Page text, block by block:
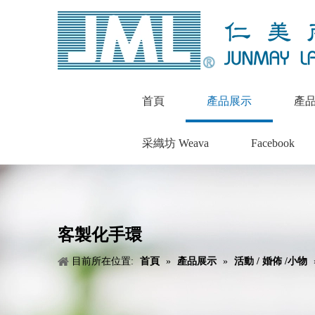
首頁 產品展示 產
采織坊 Weava Facebook
客製化手環
目前所在位置: 首頁 » 產品展示 » 活動 / 婚佈 /小物